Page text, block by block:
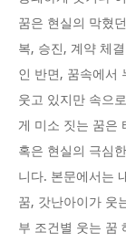
꿈은 현실의 막혔
복, 승진, 계약 체
인 반면, 꿈속에서
웃고 있지만 속으
게 미소 짓는 꿈은
혹은 현실의 극심
니다. 본문에서는
꿈, 갓난아이가 웃
부 조건별 웃는 꿈